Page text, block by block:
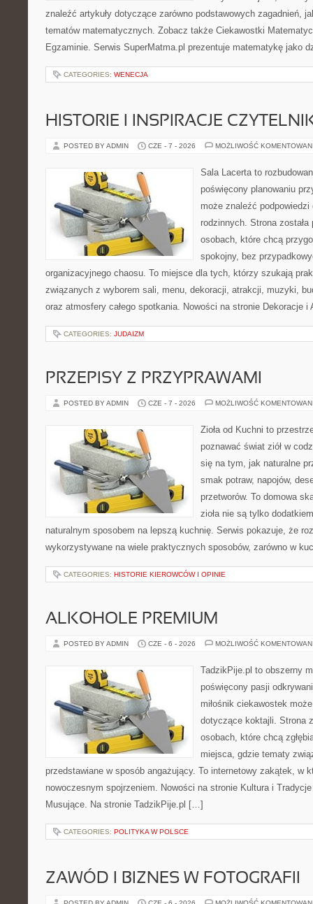
znaleźć artykuły dotyczące zarówno podstawowych zagadnień,
tematów matematycznych. Zobacz także Ciekawostki
Egzaminie. Serwis SuperMatma.pl prezentuje matematykę jako
CATEGORIES: WENECJA
HISTORIE I INSPIRACJE
POSTED BY ADMIN CZE - 7 - 2026 MOŻLIWOŚĆ
Sala Lacerta to
poświęcony planowaniu
może znaleźć
rodzinnych. Strona
osobach, które chcą
spokojny, bez
organizacyjnego chaosu. To miejsce dla tych, którzy szukają
związanych z wyborem sali, menu, dekoracji, atrakcji, muzyki,
oraz atmosfery całego spotkania. Nowości na stronie Dekoracje
CATEGORIES: JUDAIZM
PRZEPISY Z PRZYPRAWAMI
POSTED BY ADMIN CZE - 7 - 2026 MOŻLIWOŚĆ
Zioła od Kuchni to
poznawać świat ziół w
się na tym, jak naturalne
smak potraw, napojów,
przetworów. To domowa
zioła nie są tylko
naturalnym sposobem na lepszą kuchnię. Serwis pokazuje, że
wykorzystywane na wiele praktycznych sposobów, zarówno w
CATEGORIES: HISTORIE KIEROWCÓW I OPINIE
ALKOHOLE PREMIUM
POSTED BY ADMIN CZE - 6 - 2026 MOŻLIWOŚĆ
TadzikPije.pl to obszerny
poświęcony pasji
miłośnik ciekawostek
dotyczące koktajli. Strona
osobach, które chcą
miejsca, gdzie tematy
przedstawiane w sposób angażujący. To internetowy zakątek, w
nowoczesnym spojrzeniem. Nowości na stronie Kultura i
Musujące. Na stronie TadzikPije.pl […]
CATEGORIES: POLITYKA W POLSCE
ZAWÓD I BIZNES W FOTOGRAFII